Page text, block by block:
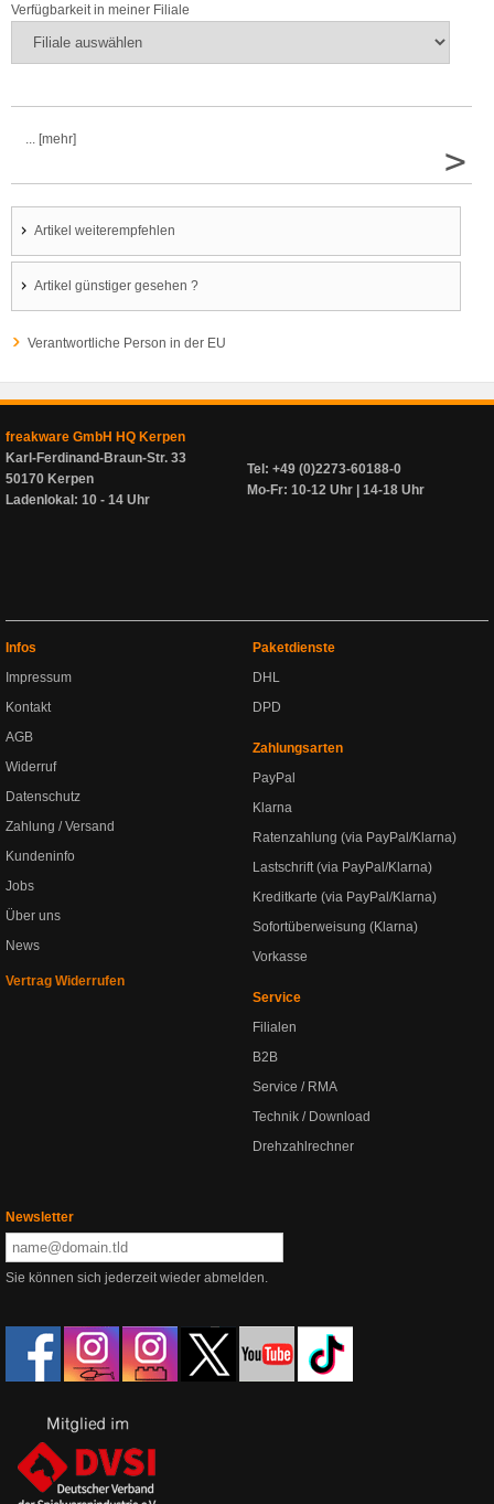
Verfügbarkeit in meiner Filiale
... [mehr]
>
Artikel weiterempfehlen
Artikel günstiger gesehen ?
Verantwortliche Person in der EU
freakware GmbH HQ Kerpen
Karl-Ferdinand-Braun-Str. 33
50170 Kerpen
Ladenlokal: 10 - 14 Uhr
Tel: +49 (0)2273-60188-0
Mo-Fr: 10-12 Uhr | 14-18 Uhr
Infos
Impressum
Kontakt
AGB
Widerruf
Datenschutz
Zahlung / Versand
Kundeninfo
Jobs
Über uns
News
Vertrag Widerrufen
Paketdienste
DHL
DPD
Zahlungsarten
PayPal
Klarna
Ratenzahlung (via PayPal/Klarna)
Lastschrift (via PayPal/Klarna)
Kreditkarte (via PayPal/Klarna)
Sofortüberweisung (Klarna)
Vorkasse
Service
Filialen
B2B
Service / RMA
Technik / Download
Drehzahlrechner
Newsletter
Sie können sich jederzeit wieder abmelden.